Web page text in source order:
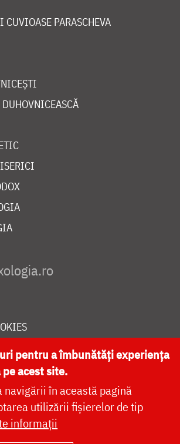
CUVIOASE PARASCHEVA
PENTRU CATEDRALA NAȚIONALĂ
pentru a îmbunătăți experiența
acest site.
navigării în această pagină
utilizării fișierelor de tip
informații